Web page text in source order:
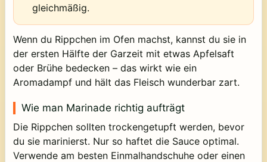
gleichmäßig.
Wenn du Rippchen im Ofen machst, kannst du sie in
der ersten Hälfte der Garzeit mit etwas Apfelsaft
oder Brühe bedecken – das wirkt wie ein
Aromadampf und hält das Fleisch wunderbar zart.
Wie man Marinade richtig aufträgt
Die Rippchen sollten trockengetupft werden, bevor
du sie marinierst. Nur so haftet die Sauce optimal.
Verwende am besten Einmalhandschuhe oder einen